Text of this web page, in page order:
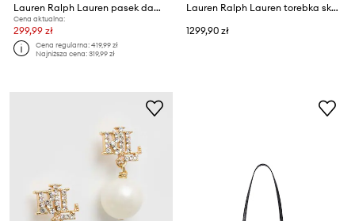
Lauren Ralph Lauren pasek damski skórzany
Cena aktualna:
299,99 zł
Cena regularna:419,99 zł
Najniższa cena:319,99 zł
Lauren Ralph Lauren torebka skórzana
1299,90 zł